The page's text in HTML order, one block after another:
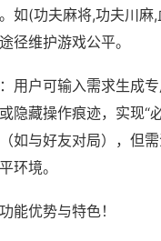
如(功夫麻将,功夫川麻,
径维护游戏公平。
用户可输入需求生成专
隐藏操作痕迹，实现“
如与好友对局），但
环境。
能优势与特色！